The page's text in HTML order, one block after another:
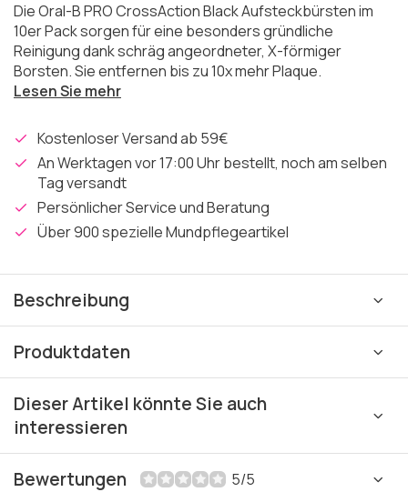
Die Oral-B PRO CrossAction Black Aufsteckbürsten im
10er Pack sorgen für eine besonders gründliche
Reinigung dank schräg angeordneter, X-förmiger
Borsten. Sie entfernen bis zu 10x mehr Plaque.
Lesen Sie mehr
Kostenloser Versand ab 59€
An Werktagen vor 17:00 Uhr bestellt, noch am selben
Tag versandt
Persönlicher Service und Beratung
Über 900 spezielle Mundpflegeartikel
Beschreibung
Produktdaten
Dieser Artikel könnte Sie auch
interessieren
Bewertungen 5/5